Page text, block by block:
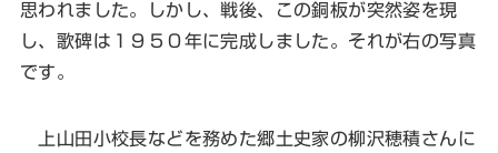
思われました。しかし、戦後、この銅板が突然姿を現
し、歌碑は１９５０年に完成しました。それが右の写真
です。
上山田小校長などを務めた郷土史家の柳沢穂積さんに